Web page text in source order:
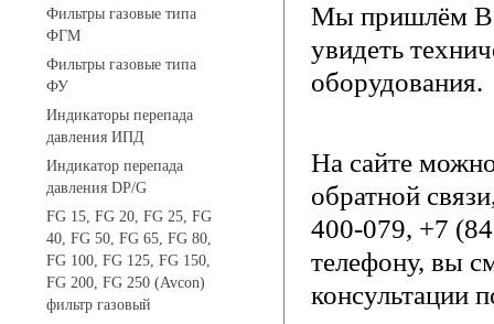
Фильтры газовые типа
ФГМ
Фильтры газовые типа
ФУ
Индикаторы перепада
давления ИПД
Индикатор перепада
давления DP/G
FG 15, FG 20, FG 25, FG
40, FG 50, FG 65, FG 80,
FG 100, FG 125, FG 150,
FG 200, FG 250 (Avcon)
фильтр газовый
Мы пришлём
увидеть
оборудования.
На сайте
обратной
400-079, +7
телефону, вы
консультации